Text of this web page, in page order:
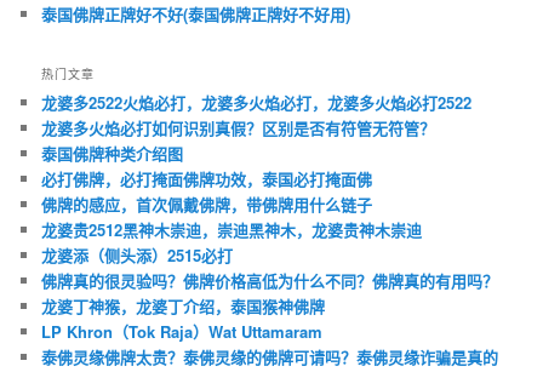
泰国佛牌正牌好不好(泰国佛牌正牌好不好用)
热门文章
龙婆多2522火焰必打，龙婆多火焰必打，龙婆多火焰必打2522
龙婆多火焰必打如何识别真假？区别是否有符管无符管？
泰国佛牌种类介绍图
必打佛牌，必打掩面佛牌功效，泰国必打掩面佛
佛牌的感应，首次佩戴佛牌，带佛牌用什么链子
龙婆贵2512黑神木崇迪，崇迪黑神木，龙婆贵神木崇迪
龙婆添（侧头添）2515必打
佛牌真的很灵验吗？佛牌价格高低为什么不同？佛牌真的有用吗？
龙婆丁神猴，龙婆丁介绍，泰国猴神佛牌
LP Khron（Tok Raja）Wat Uttamaram
泰佛灵缘佛牌太贵？泰佛灵缘的佛牌可请吗？泰佛灵缘诈骗是真的